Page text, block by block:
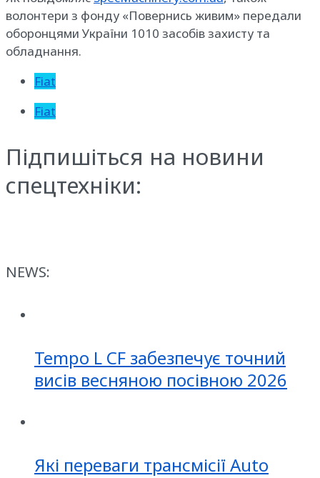
волонтери з фонду «Повернись живим» передали
оборонцями України 1010 засобів захисту та
обладнання.
Fiat
Fiat
Підпишіться на новини
спецтехніки:
NEWS:
Tempo L CF забезпечує точний
висів весняною посівною 2026
Які переваги трансмісії Auto